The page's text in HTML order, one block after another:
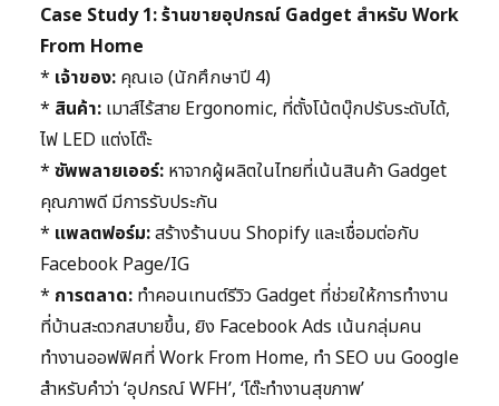
Case Study 1: ร้านขายอุปกรณ์ Gadget สำหรับ Work
From Home
* เจ้าของ: คุณเอ (นักศึกษาปี 4)
* สินค้า: เมาส์ไร้สาย Ergonomic, ที่ตั้งโน้ตบุ๊กปรับระดับได้,
ไฟ LED แต่งโต๊ะ
* ซัพพลายเออร์: หาจากผู้ผลิตในไทยที่เน้นสินค้า Gadget
คุณภาพดี มีการรับประกัน
* แพลตฟอร์ม:สร้างร้านบน Shopify และเชื่อมต่อกับ
Facebook Page/IG
* การตลาด: ทำคอนเทนต์รีวิว Gadget ที่ช่วยให้การทำงาน
ที่บ้านสะดวกสบายขึ้น, ยิง Facebook Ads เน้นกลุ่มคน
ทำงานออฟฟิศที่ Work From Home, ทำ SEO บน Google
สำหรับคำว่า ‘อุปกรณ์ WFH’, ‘โต๊ะทำงานสุขภาพ’